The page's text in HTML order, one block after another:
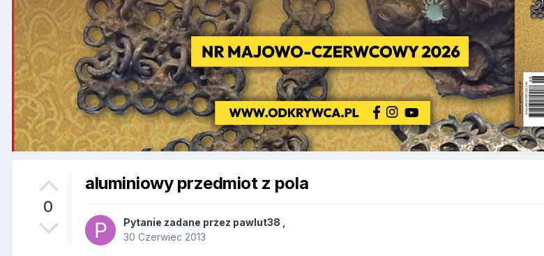
0
aluminiowy przedmiot z pola
Pytanie zadane przez pawlut38
30 Czerwiec 2013